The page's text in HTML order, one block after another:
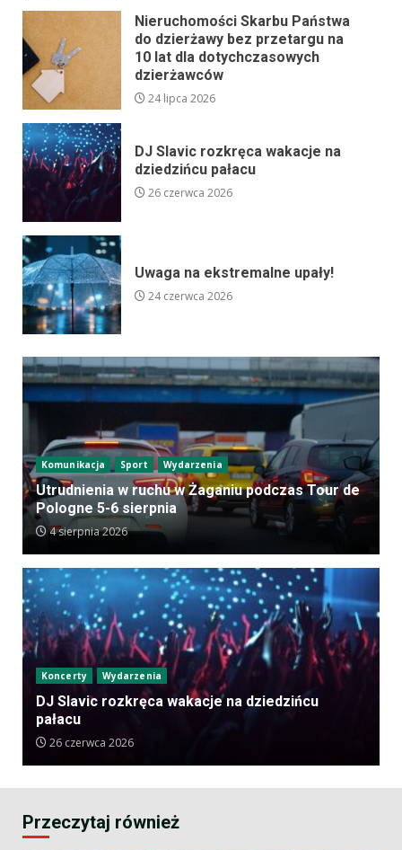
Nieruchomości Skarbu Państwa
do dzierżawy bez przetargu na
10 lat dla dotychczasowych
dzierżawców
24 lipca 2026
DJ Slavic rozkręca wakacje na
dziedzińcu pałacu
26 czerwca 2026
Uwaga na ekstremalne upały!
24 czerwca 2026
Komunikacja Sport Wydarzenia
Utrudnienia w ruchu w Żaganiu podczas Tour de
Pologne 5-6 sierpnia
4 sierpnia 2026
Koncerty Wydarzenia
DJ Slavic rozkręca wakacje na dziedzińcu
pałacu
26 czerwca 2026
Przeczytaj również